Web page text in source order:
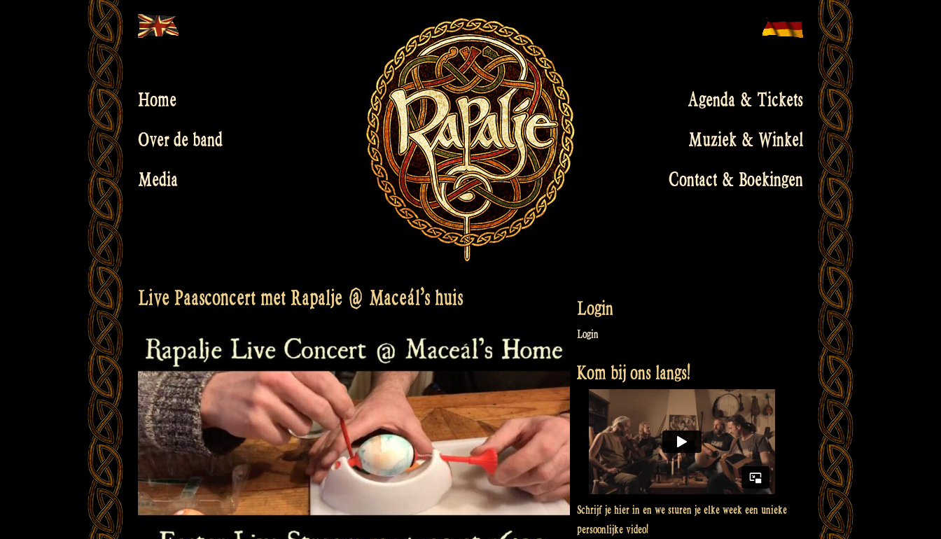
to
Home
Over de band
Media
Agenda & Tickets
Muziek & Winkel
Contact & Boekingen
Live Paasconcert met Rapalje @ Maceál’s huis Login
Login
Kom bij ons langs!
Schrijf je hier in en we sturen je elke week een unieke
persoonlijke video!